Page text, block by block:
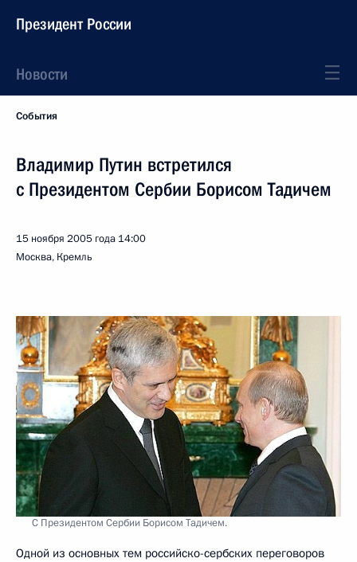
Президент России
Новости
События
Владимир Путин встретился
с Президентом Сербии Борисом Тадичем
15 ноября 2005 года 14:00
Москва, Кремль
С Президентом Сербии Борисом Тадичем.
Одной из основных тем российско-сербских переговоров